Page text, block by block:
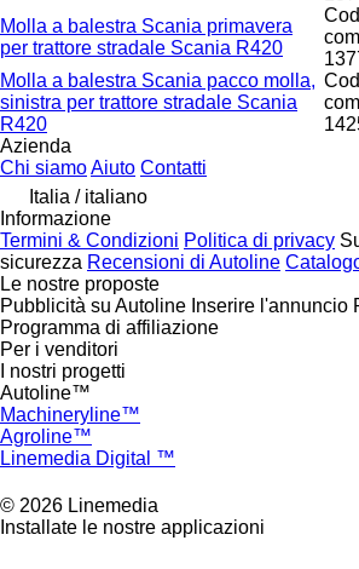
Molla a balestra Scania primavera
per trattore stradale Scania R420
Molla a balestra Scania pacco molla,
sinistra per trattore stradale Scania
R420
Azienda
Chi siamoAiuto Contatti
Italia / italiano
Informazione
Termini & Condizioni Politica di privacy
sicurezza Recensioni di Autoline
Le nostre proposte
Pubblicità su Autoline Inserire l'annuncio
Programma di affiliazione
Per i venditori
I nostri progetti
Autoline™
Machineryline™
Agroline™
Linemedia Digital ™
© 2026 Linemedia
Installate le nostre applicazioni